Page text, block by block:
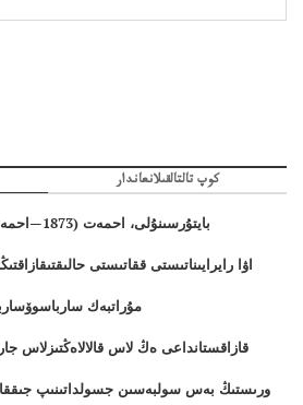
كوپ تالتالقىلانعاندار
بايتۇرسىنۇلى، احمەت (1873—احمەتجج.)(1873—1938جج)
اۋا رايرايىناتىستى ققاتىستى
مۇراتبەك
قازاقستانداعى ەڭ لاس قالالاەڭتىزلاس
ورىستىڭ بەس سولبەسىن جسولداتىنىپ